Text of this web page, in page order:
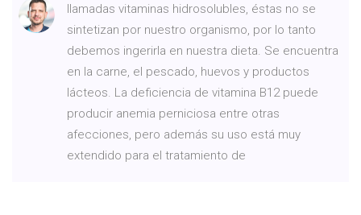
llamadas vitaminas hidrosolubles, éstas no se
sintetizan por nuestro organismo, por lo tanto
debemos ingerirla en nuestra dieta. Se encuentra
en la carne, el pescado, huevos y productos
lácteos. La deficiencia de vitamina B12 puede
producir anemia perniciosa entre otras
afecciones, pero además su uso está muy
extendido para el tratamiento de